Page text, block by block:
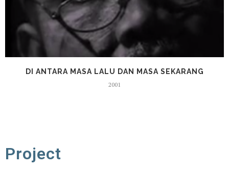
DI ANTARA MASA LALU DAN MASA SEKARANG
2001
Project